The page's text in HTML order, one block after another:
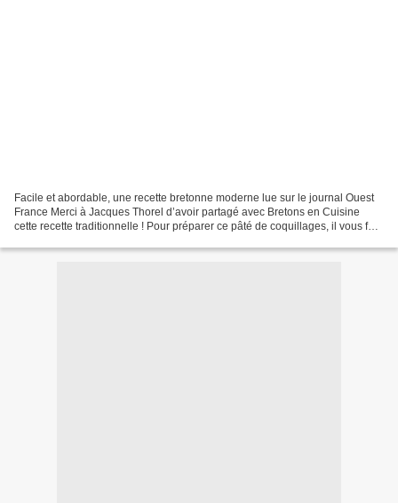
Facile et abordable, une recette bretonne moderne lue sur le journal Ouest
France Merci à Jacques Thorel d’avoir partagé avec Bretons en Cuisine
cette recette traditionnelle ! Pour préparer ce pâté de coquillages, il vous faut